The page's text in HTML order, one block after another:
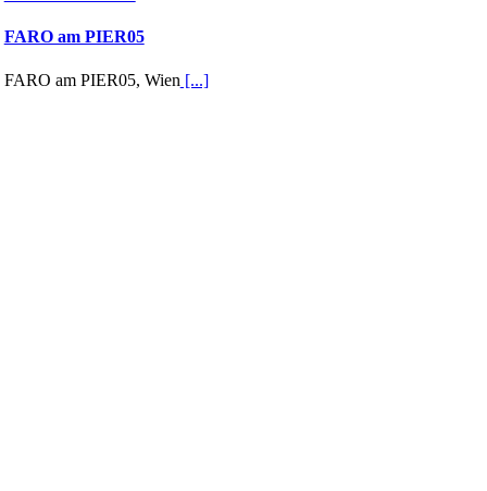
FARO am PIER05
FARO am PIER05, Wien [...]